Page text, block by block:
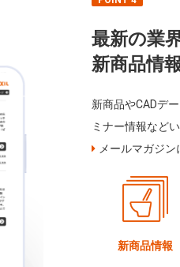
最新の業
新商品情
新商品やCADデ
ミナー情報など
メールマガジ
新商品情報